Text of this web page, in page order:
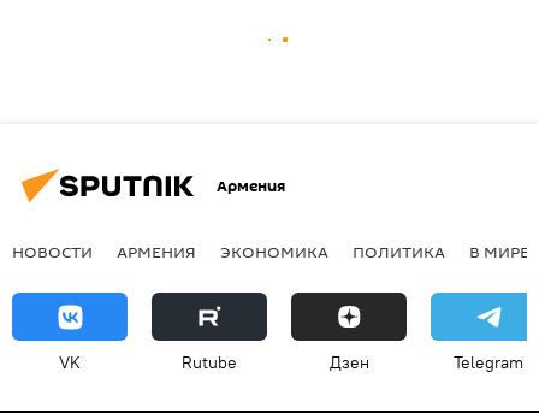
Армения
НОВОСТИ АРМЕНИЯ ЭКОНОМИКА ПОЛИТИКА В МИРЕ
VK Rutube Дзен Telegram